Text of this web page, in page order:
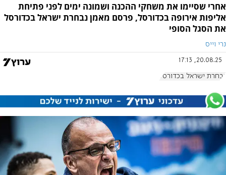
אחרי שסיימו את משחקי ההכנה ושמונה ימים לפני פתיחת
אליפות אירופה בכדורסל, פרסם מאמן נבחרת ישראל בכדורסל
את הסגל הסופי
נרי וייס
20.08.25, 17:13
נבחרת ישראל בכדורסל